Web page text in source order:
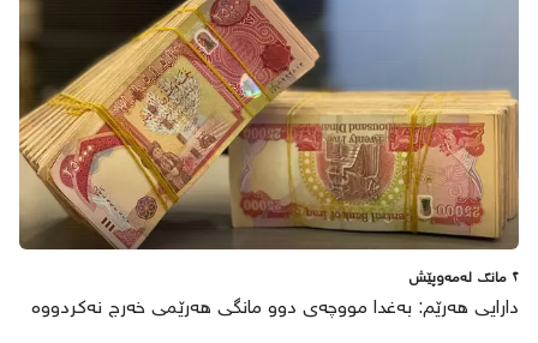
٢ مانگ لەمەوپێش
دارایی هەرێم: بەغدا مووچەی دوو مانگی هەرێمی خەرج نەکردووە